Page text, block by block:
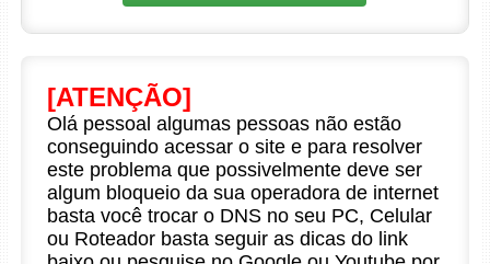
[ATENÇÃO]
Olá pessoal algumas pessoas não estão
conseguindo acessar o site e para resolver
este problema que possivelmente deve ser
algum bloqueio da sua operadora de internet
basta você trocar o DNS no seu PC, Celular
ou Roteador basta seguir as dicas do link